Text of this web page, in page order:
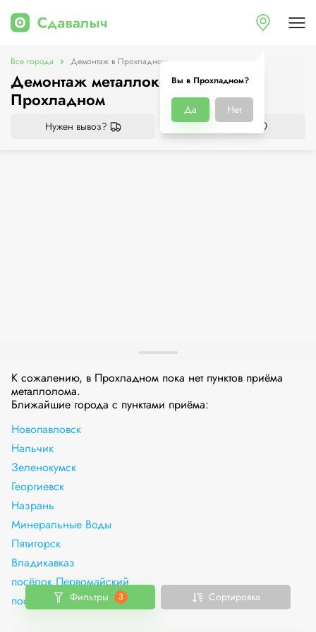
Вы в Прохладном?
Да Нет
Все города Демонтаж в Прохладном
Демонтаж металлоконструкций в
Прохладном
Нужен вывоз? Все приёмки
К сожалению, в Прохладном пока нет пунктов приёма
металлолома.
Ближайшие города с пунктами приёма:
Новопавловск
Нальчик
Зеленокумск
Георгиевск
Назрань
Минеральные Воды
Пятигорск
Владикавказ
посёлок Первомайский
посёлок Загорский
Фильтры 3 Сортировка